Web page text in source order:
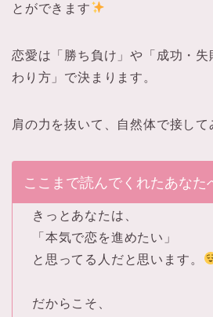
とができます
恋愛は「勝ち負け」や「成功・失
わり方」で決まります。
肩の力を抜いて、自然体で接して
ここまで読んでくれたあなた
きっとあなたは、
「本気で恋を進めたい」
と思ってる人だと思います。
だからこそ、